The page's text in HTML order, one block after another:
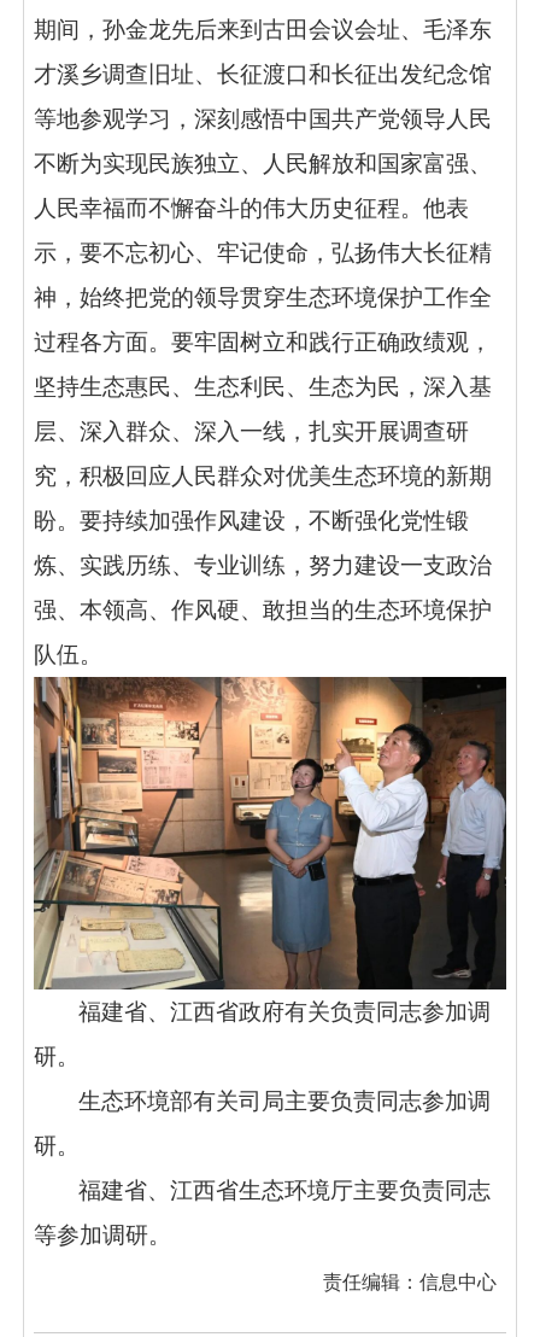
期间，孙金龙先后来到古田会议会址、毛泽东
才溪乡调查旧址、长征渡口和长征出发纪念馆
等地参观学习，深刻感悟中国共产党领导人民
不断为实现民族独立、人民解放和国家富强、
人民幸福而不懈奋斗的伟大历史征程。他表
示，要不忘初心、牢记使命，弘扬伟大长征精
神，始终把党的领导贯穿生态环境保护工作全
过程各方面。要牢固树立和践行正确政绩观，
坚持生态惠民、生态利民、生态为民，深入基
层、深入群众、深入一线，扎实开展调查研
究，积极回应人民群众对优美生态环境的新期
盼。要持续加强作风建设，不断强化党性锻
炼、实践历练、专业训练，努力建设一支政治
强、本领高、作风硬、敢担当的生态环境保护
队伍。
福建省、江西省政府有关负责同志参加调
研。
生态环境部有关司局主要负责同志参加调
研。
福建省、江西省生态环境厅主要负责同志
等参加调研。
责任编辑：信息中心